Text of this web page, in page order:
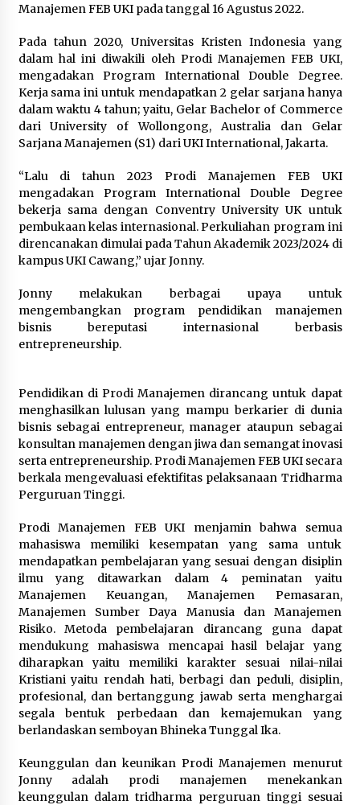
Manajemen FEB UKI pada tanggal 16 Agustus 2022.
Pada tahun 2020, Universitas Kristen Indonesia yang
dalam hal ini diwakili oleh Prodi Manajemen FEB UKI,
mengadakan Program International Double Degree.
Kerja sama ini untuk mendapatkan 2 gelar sarjana hanya
dalam waktu 4 tahun; yaitu, Gelar Bachelor of Commerce
dari University of Wollongong, Australia dan Gelar
Sarjana Manajemen (S1) dari UKI International, Jakarta.
“Lalu di tahun 2023 Prodi Manajemen FEB UKI
mengadakan Program International Double Degree
bekerja sama dengan Conventry University UK untuk
pembukaan kelas internasional. Perkuliahan program ini
direncanakan dimulai pada Tahun Akademik 2023/2024 di
kampus UKI Cawang,” ujar Jonny.
Jonny melakukan berbagai upaya untuk
mengembangkan program pendidikan manajemen
bisnis bereputasi internasional berbasis
entrepreneurship.
Pendidikan di Prodi Manajemen dirancang untuk dapat
menghasilkan lulusan yang mampu berkarier di dunia
bisnis sebagai entrepreneur, manager ataupun sebagai
konsultan manajemen dengan jiwa dan semangat inovasi
serta entrepreneurship. Prodi Manajemen FEB UKI secara
berkala mengevaluasi efektifitas pelaksanaan Tridharma
Perguruan Tinggi.
Prodi Manajemen FEB UKI menjamin bahwa semua
mahasiswa memiliki kesempatan yang sama untuk
mendapatkan pembelajaran yang sesuai dengan disiplin
ilmu yang ditawarkan dalam 4 peminatan yaitu
Manajemen Keuangan, Manajemen Pemasaran,
Manajemen Sumber Daya Manusia dan Manajemen
Risiko. Metoda pembelajaran dirancang guna dapat
mendukung mahasiswa mencapai hasil belajar yang
diharapkan yaitu memiliki karakter sesuai nilai-nilai
Kristiani yaitu rendah hati, berbagi dan peduli, disiplin,
profesional, dan bertanggung jawab serta menghargai
segala bentuk perbedaan dan kemajemukan yang
berlandaskan semboyan Bhineka Tunggal Ika.
Keunggulan dan keunikan Prodi Manajemen menurut
Jonny adalah prodi manajemen menekankan
keunggulan dalam tridharma perguruan tinggi sesuai